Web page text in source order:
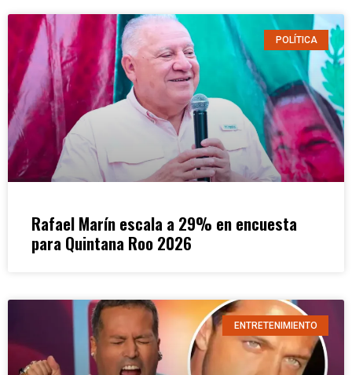
POLÍTICA
Rafael Marín escala a 29% en encuesta
para Quintana Roo 2026
ENTRETENIMIENTO